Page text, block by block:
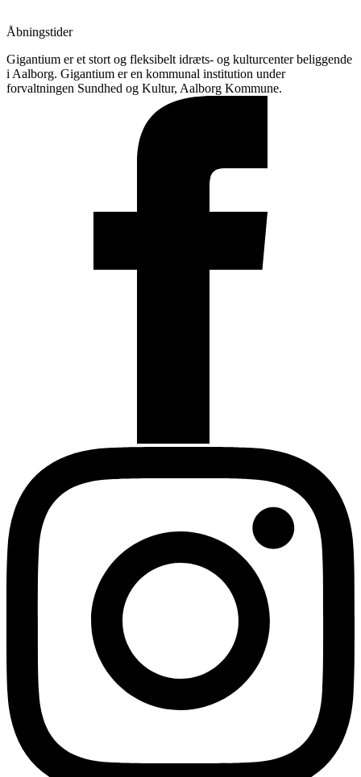
Åbningstider
Gigantium er et stort og fleksibelt idræts- og kulturcenter beliggende
i Aalborg. Gigantium er en kommunal institution under
forvaltningen Sundhed og Kultur, Aalborg Kommune.